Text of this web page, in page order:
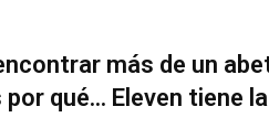
más de un
qué... Eleven tiene